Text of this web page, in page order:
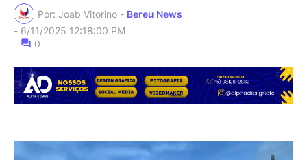
Por: Joab Vitorino - Bereu News
- 6/11/2025 12:18:00 PM
0